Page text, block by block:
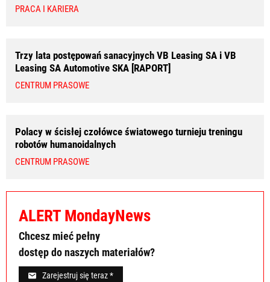
PRACA I KARIERA
Trzy lata postępowań sanacyjnych VB Leasing SA i VB
Leasing SA Automotive SKA [RAPORT]
CENTRUM PRASOWE
Polacy w ścisłej czołówce światowego turnieju treningu
robotów humanoidalnych
CENTRUM PRASOWE
ALERT MondayNews
Chcesz mieć pełny
dostęp do naszych materiałów?
Zarejestruj się teraz *